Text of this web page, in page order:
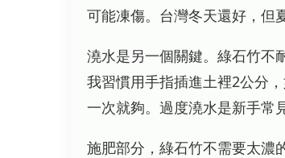
可能凍傷。台灣冬天還好，但
澆水是另一個關鍵。綠石竹不
我習慣用手指插進土裡2公分
一次就夠。過度澆水是新手常
施肥部分，綠石竹不需要太濃